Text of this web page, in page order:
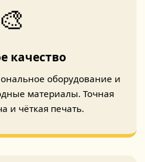
🎨
качество
оборудование и
материалы. Точная
и чёткая печать.